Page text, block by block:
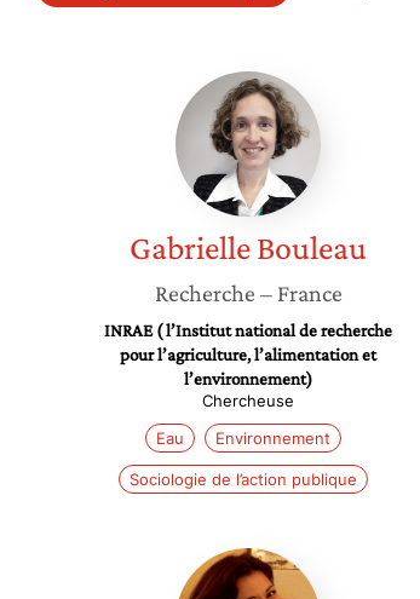
Gabrielle
Bouleau
GabrielleBouleau
Recherche – France
INRAE ( l’Institut national de recherche
pour l’agriculture, l’alimentation et
l’environnement)
Chercheuse
Eau
Environnement
Sociologie de l’action publique
Veronica
Bermudez